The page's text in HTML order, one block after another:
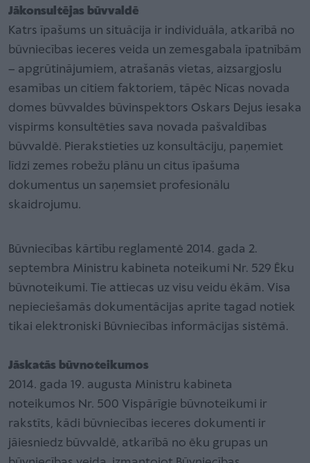
Jākonsultējas būvvaldē
Katrs īpašums un situācija ir individuāla, atkarībā no
būvniecības ieceres veida un zemesgabala īpatnībām
– apgrūtinājumiem, atrašanās vietas, aizsargjoslu
esamības un citiem faktoriem, tāpēc Nīcas novada
domes būvvaldes būvinspektors Oskars Dejus iesaka
vispirms konsultēties sava novada pašvaldības
būvvaldē. Pierakstieties uz konsultāciju, paņemiet
līdzi zemes robežu plānu un citus īpašuma
dokumentus un saņemsiet profesionālu
skaidrojumu.
Būvniecības kārtību reglamentē 2014. gada 2.
septembra Ministru kabineta noteikumi Nr. 529 Ēku
būvnoteikumi. Tie attiecas uz visu veidu ēkām. Visa
nepieciešamās dokumentācijas aprite tagad notiek
tikai elektroniski Būvniecības informācijas sistēmā.
Jāskatās būvnoteikumos
2014. gada 19. augusta Ministru kabineta
noteikumos Nr. 500 Vispārīgie būvnoteikumi ir
rakstīts, kādi būvniecības ieceres dokumenti ir
jāiesniedz būvvaldē, atkarībā no ēku grupas un